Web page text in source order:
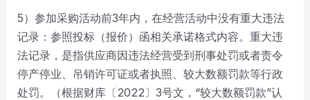
5）参加采购活动前3年内，在经营活动中没有重大违法
记录：参照投标（报价）函相关承诺格式内容。重大违
法记录，是指供应商因违法经营受到刑事处罚或者责令
停产停业、吊销许可证或者执照、较大数额罚款等行政
处罚。（根据财库〔2022〕3号文，“较大数额罚款”认